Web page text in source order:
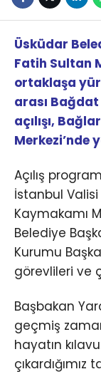
Üsküdar
Fatih Sultan
ortaklaşa
arası
açılışı,
Merkezi’nde
Açılış
İstanbul
Kaymakamı
Belediye
Kurumu
görevlileri ve
Başbakan
geçmiş
hayatın